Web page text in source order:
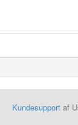
Kundesupportaf